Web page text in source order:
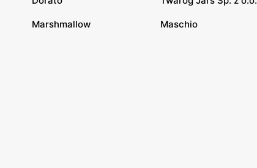
Marshmallow Maschio